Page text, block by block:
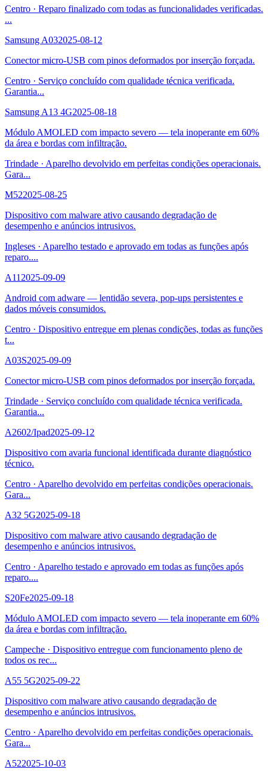
Centro · Reparo finalizado com todas as funcionalidades verificadas.
...
Samsung A032025-08-12
Conector micro-USB com pinos deformados por inserção forçada.
Centro · Serviço concluído com qualidade técnica verificada.
Garantia...
Samsung A13 4G2025-08-18
Módulo AMOLED com impacto severo — tela inoperante em 60%
da área e bordas com infiltração.
Trindade · Aparelho devolvido em perfeitas condições operacionais.
Gara...
M522025-08-25
Dispositivo com malware ativo causando degradação de
desempenho e anúncios intrusivos.
Ingleses · Aparelho testado e aprovado em todas as funções após
reparo....
A11 2025-09-09
Android com adware — lentidão severa, pop-ups persistentes e
dados móveis consumidos.
Centro · Dispositivo entregue em plenas condições, todas as funções
t...
A03S2025-09-09
Conector micro-USB com pinos deformados por inserção forçada.
Trindade · Serviço concluído com qualidade técnica verificada.
Garantia...
A2602/Ipad2025-09-12
Dispositivo com avaria funcional identificada durante diagnóstico
técnico.
Centro · Aparelho devolvido em perfeitas condições operacionais.
Gara...
A32 5G2025-09-18
Dispositivo com malware ativo causando degradação de
desempenho e anúncios intrusivos.
Centro · Aparelho testado e aprovado em todas as funções após
reparo....
S20Fe2025-09-18
Módulo AMOLED com impacto severo — tela inoperante em 60%
da área e bordas com infiltração.
Campeche · Dispositivo entregue com funcionamento pleno de
todos os rec...
A55 5G2025-09-22
Dispositivo com malware ativo causando degradação de
desempenho e anúncios intrusivos.
Centro · Aparelho devolvido em perfeitas condições operacionais.
Gara...
A522025-10-03